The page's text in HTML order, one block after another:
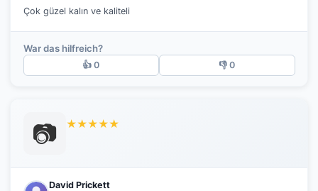
Çok güzel kalın ve kaliteli
War das hilfreich?
👍 0 👎 0
📷 ★★★★★
David Prickett